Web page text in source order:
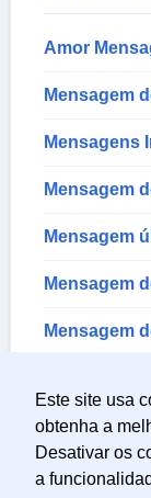
Este site usa
obtenha a
Desativar os
a
Amor
Mensagem
Mensagens
Mensagem
Mensagem
Mensagem
Mensagem
Mensagem
Mensagem